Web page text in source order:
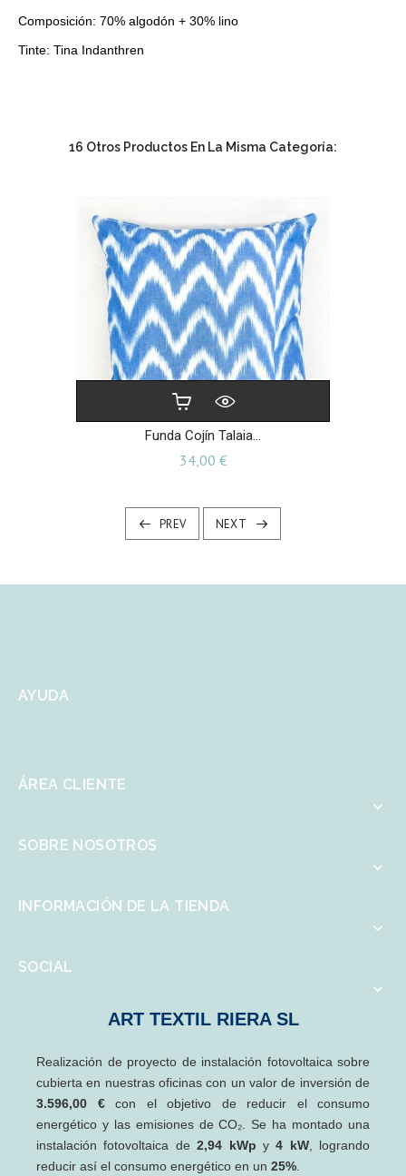
Composición: 70% algodón + 30% lino
Tinte: Tina Indanthren
16 Otros Productos En La Misma Categoría:
Funda Cojín Talaia...
34,00 €Precio
PREV NEXT
AYUDA
ÁREA CLIENTE

SOBRE NOSOTROS

INFORMACIÓN DE LA TIENDA

SOCIAL

ART TEXTIL RIERA SL
Realización de proyecto de instalación fotovoltaica sobre
cubierta en nuestras oficinas con un valor de inversión de
3.596,00 €con el objetivo de reducir el consumo
energético y las emisiones de CO₂. Se ha montado una
instalación fotovoltaica de2,94 kWp y4 kW, logrando
reducir así el consumo energético en un 25%